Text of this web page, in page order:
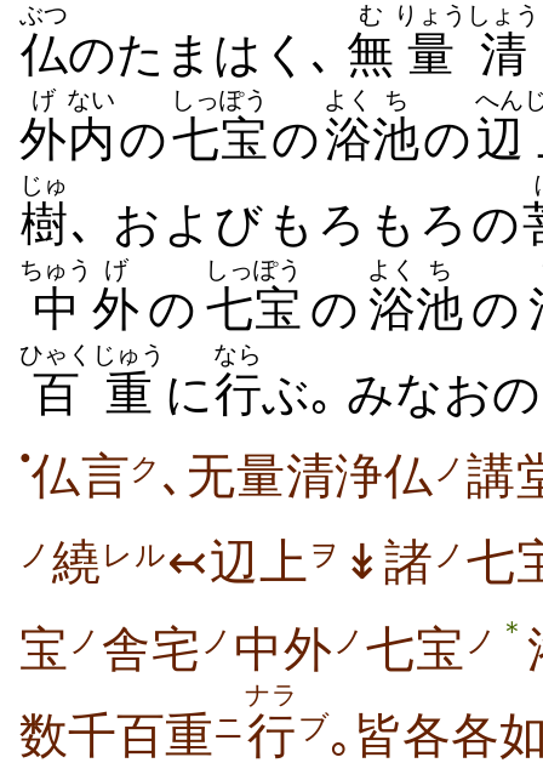
仏
ぶつ
のたまはく､ 無
む
量
りょう しょ
外
げ
内
ない
の七宝
しっぽう
の浴
よく
池
ち
の辺
へん
樹
じゅ
､ およびもろもろの
中
ちゅう
外
げ
の 七宝
しっぽう
の 浴
よく
池
ち
の
百重
ひゃくじゅう
に行
なら
ぶ｡ みなお
●仏言ク ､无量清浄仏 ノ 講
ノ 繞レル↢辺上ヲ ↡諸 ノ 七
宝 ノ 舎宅 ノ 中外 ノ 七宝 ノ ＊
数千百重ニ行
ナラ
ブ｡皆各各